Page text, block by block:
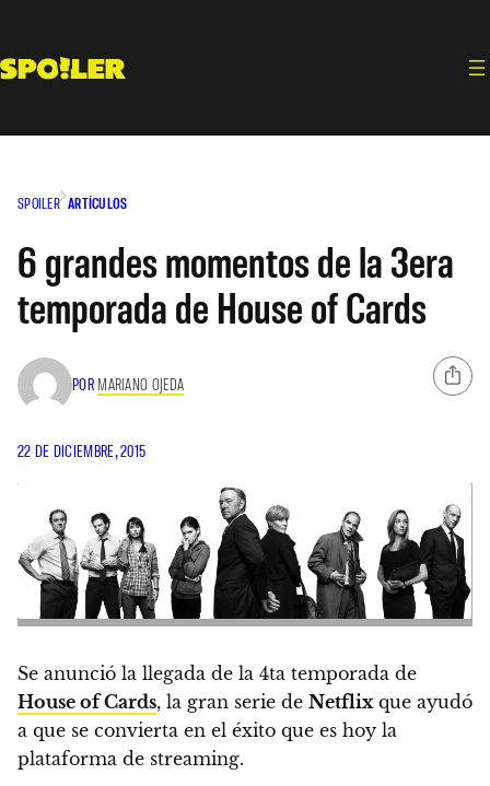
contenido
SPOILER ARTÍCULOS
6 grandes momentos de la 3era
temporada de House of Cards
POR MARIANO OJEDA
22 DE DICIEMBRE, 2015
Se anunció la llegada de la 4ta temporada de
House of Cards, la gran serie de Netflixque ayudó
a que se convierta en el éxito que es hoy la
plataforma de streaming.